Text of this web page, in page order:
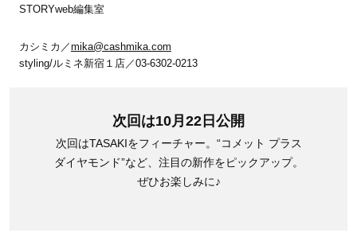
STORYweb編集室
カシミカ／mika@cashmika.com
styling/ルミネ新宿１店／03-6302-0213
次回は10月22日公開
次回はTASAKIをフィーチャー。“コメット プラス
ダイヤモンド”など、注目の新作をピックアップ。
ぜひお楽しみに♪